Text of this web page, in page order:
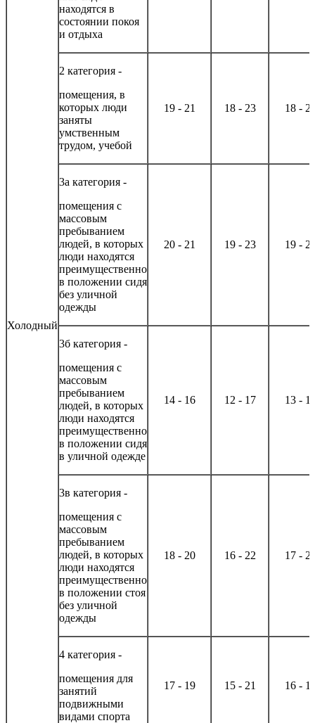
Холодный
находятся в
состоянии покоя
и отдыха
2 категория -
помещения, в
которых люди
заняты
умственным
трудом, учебой
19 - 21 18 - 23 18 -
3а категория -
помещения с
массовым
пребыванием
людей, в которых
люди находятся
преимущественно
в положении сидя
без уличной
одежды
20 - 21 19 - 23 19 -
3б категория -
помещения с
массовым
пребыванием
людей, в которых
люди находятся
преимущественно
в положении сидя
в уличной одежде
14 - 16 12 - 17 13 -
3в категория -
помещения с
массовым
пребыванием
людей, в которых
люди находятся
преимущественно
в положении стоя
без уличной
одежды
18 - 20 16 - 22 17 -
4 категория -
помещения для
занятий
подвижными
видами спорта
17 - 19 15 - 21 16 -